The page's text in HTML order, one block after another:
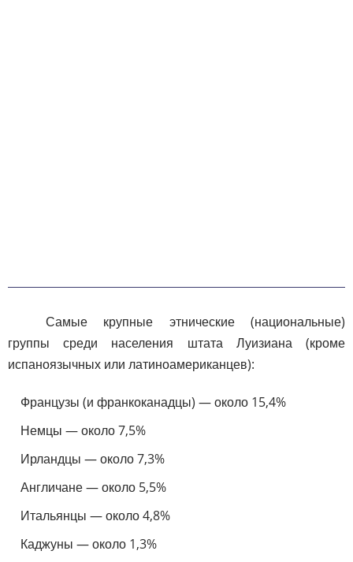
Самые крупные этнические (национальные)
группы среди населения штата Луизиана (кроме
испаноязычных или латиноамериканцев):
Французы (и франкоканадцы) — около 15,4%
Немцы — около 7,5%
Ирландцы — около 7,3%
Англичане — около 5,5%
Итальянцы — около 4,8%
Каджуны — около 1,3%